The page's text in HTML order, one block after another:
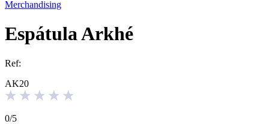
Merchandising
Espátula Arkhé
Ref:
AK20
0/5